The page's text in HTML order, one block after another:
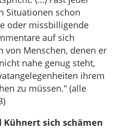
Situationen schon
oder missbilligende
auf sich
von Menschen, denen er
nahe genug steht,
ihrem
zu müssen.“ (alle
Kühnert sich schämen